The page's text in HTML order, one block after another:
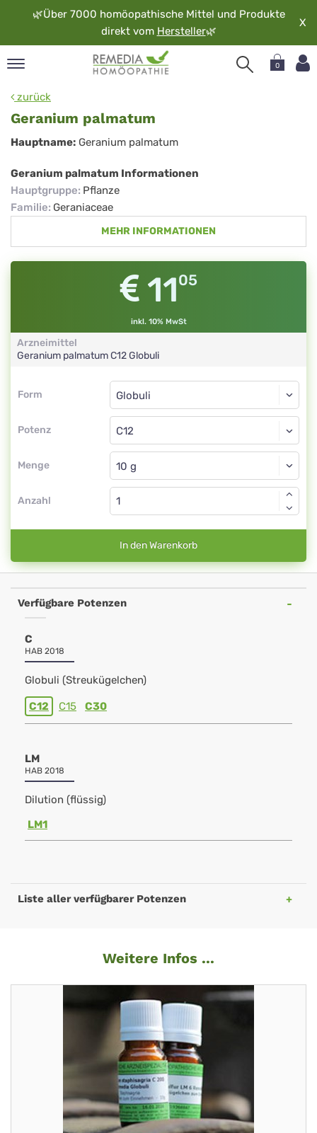
🌿Über 7000 homöopathische Mittel und Produkte
direkt vom Hersteller🌿
X
0
zurück
Geranium palmatum
Geranium
palmatum
Hauptname: Geranium palmatum
Geranium palmatum Informationen
Hauptgruppe: Pflanze
Familie: Geraniaceae
MEHR INFORMATIONEN
1105
inkl. 10% MwSt
Arzneimittel
Geranium palmatumC12Globuli
Form
Form
Potenz
Globuli
C12
Menge
Globuli
Anzahl
In den Warenkorb
Verfügbare Potenzen
C
HAB 2018
Globuli (Streukügelchen)
C12 C15 C30
LM
HAB 2018
Dilution (flüssig)
LM1
Liste aller verfügbarer Potenzen
Weitere Infos ...